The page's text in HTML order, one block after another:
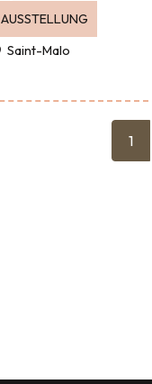
AUSSTELLUNG
Saint-Malo
1